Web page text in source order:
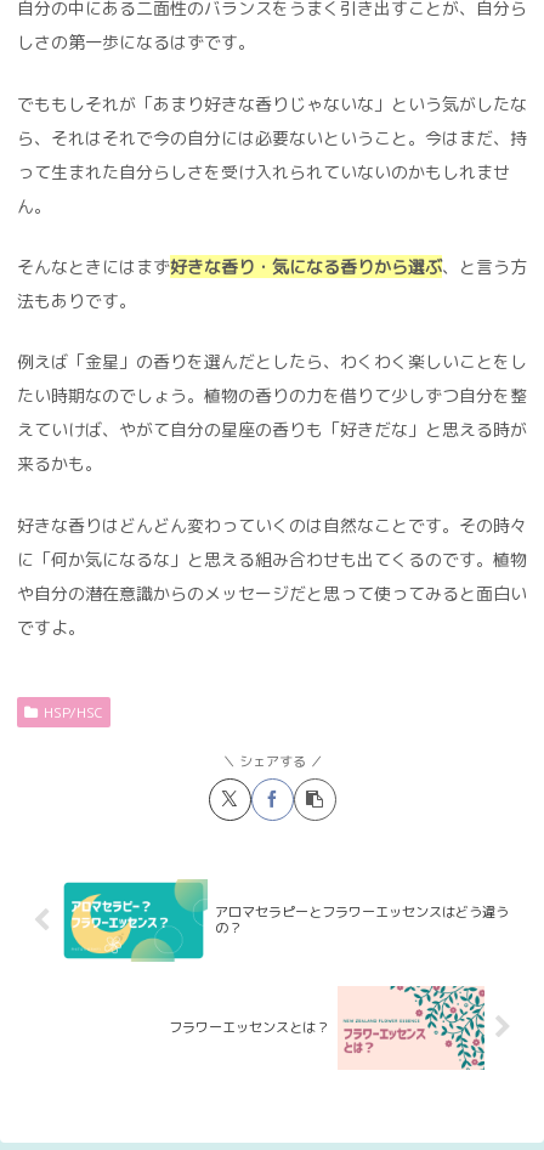
自分の中にある二面性のバランスをうまく引き出すことが、自分ら
しさの第一歩になるはずです。
でももしそれが「あまり好きな香りじゃないな」という気がしたな
ら、それはそれで今の自分には必要ないということ。今はまだ、持
って生まれた自分らしさを受け入れられていないのかもしれませ
ん。
そんなときにはまず好きな香り・気になる香りから選ぶ、と言う方
法もありです。
例えば「金星」の香りを選んだとしたら、わくわく楽しいことをし
たい時期なのでしょう。植物の香りの力を借りて少しずつ自分を整
えていけば、やがて自分の星座の香りも「好きだな」と思える時が
来るかも。
好きな香りはどんどん変わっていくのは自然なことです。その時々
に「何か気になるな」と思える組み合わせも出てくるのです。植物
や自分の潜在意識からのメッセージだと思って使ってみると面白い
ですよ。
HSP/HSC
シェアする
アロマセラピーとフラワーエッセンスはどう違う
の？
フラワーエッセンスとは？